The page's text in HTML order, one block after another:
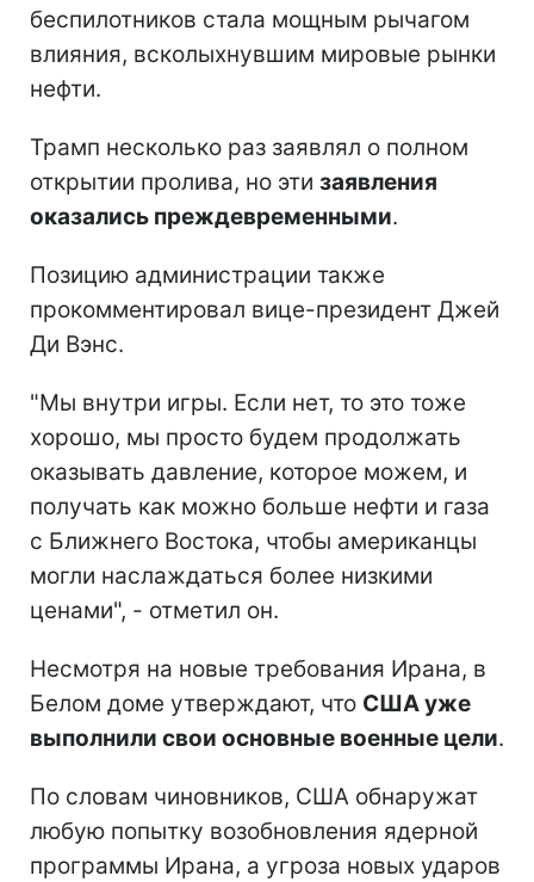
беспилотников стала мощным рычагом
влияния, всколыхнувшим мировые рынки
нефти.
Трамп несколько раз заявлял о полном
открытии пролива, но эти заявления
оказались преждевременными.
Позицию администрации также
прокомментировал вице-президент Джей
Ди Вэнс.
"Мы внутри игры. Если нет, то это тоже
хорошо, мы просто будем продолжать
оказывать давление, которое можем, и
получать как можно больше нефти и газа
с Ближнего Востока, чтобы американцы
могли наслаждаться более низкими
ценами", - отметил он.
Несмотря на новые требования Ирана, в
Белом доме утверждают, что США уже
выполнили свои основные военные цели.
По словам чиновников, США обнаружат
любую попытку возобновления ядерной
программы Ирана, а угроза новых ударов